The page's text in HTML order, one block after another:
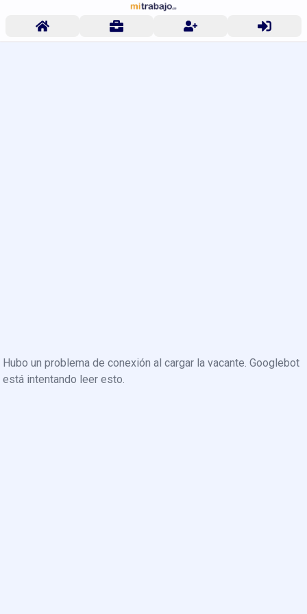
Hubo un problema de conexión al cargar la vacante. Googlebot
está intentando leer esto.